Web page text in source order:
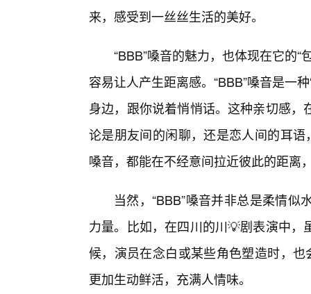
来，感受到一丝丝生活的美好。
“BBB”嗓音的魅力，也体现在它的
容易让人产生距离感。“BBB”嗓音是一
身边，跟你说着悄悄话。这种亲切感
论是朋友间的闲聊，还是恋人间的耳
嗓音，都能在不经意间拉近彼此的距离
当然，“BBB”嗓音并非总是柔情
力量。比如，在四川的川💡剧表演中
候，演员在念白或某些角色塑造时，
更加生动鲜活，充满人情味。